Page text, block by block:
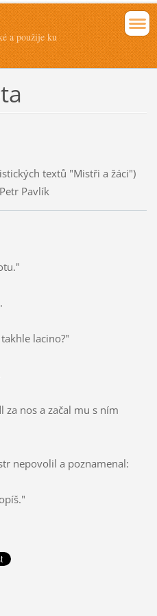
a použije ku
textů "Mistři a žáci")
Pavlík
lacino?"
nos a začal mu s ním
nepovolil a poznamenal: